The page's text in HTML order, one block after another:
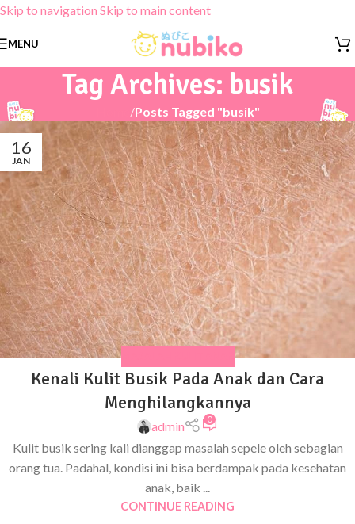
Skip to navigation Skip to main content
MENU
Tag Archives: busik
/Posts Tagged "busik"
16
JAN
MASALAH KULIT ANAK
Kenali Kulit Busik Pada Anak dan Cara
Menghilangkannya
admin 0
Kulit busik sering kali dianggap masalah sepele oleh sebagian
orang tua. Padahal, kondisi ini bisa berdampak pada kesehatan
anak, baik ...
CONTINUE READING